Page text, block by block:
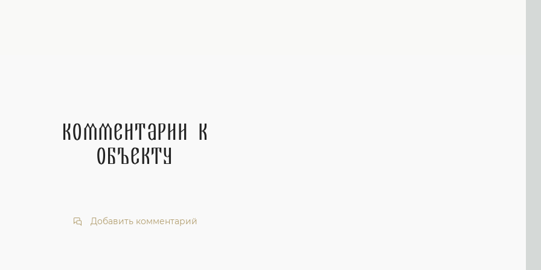
Комментарии к
объекту
Добавить комментарий